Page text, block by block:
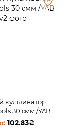
культиватор
30 смм /YAB
102.83₴